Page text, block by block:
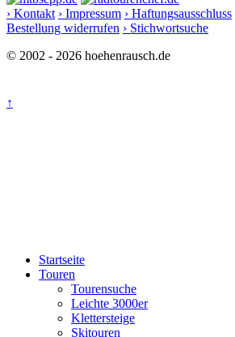
› Kontakt › Impressum › Haftungsausschluss
Bestellung widerrufen › Stichwortsuche
© 2002 - 2026 hoehenrausch.de
↑
Startseite
Touren
Tourensuche
Leichte 3000er
Klettersteige
Skitouren